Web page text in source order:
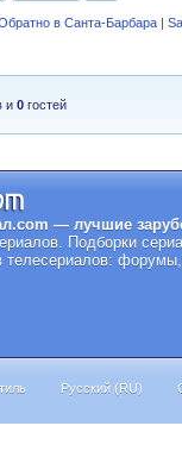
в Санта-Барбара |
и0 гостей
— лучшие
Подборки
телесериалов:
Русский (RU)